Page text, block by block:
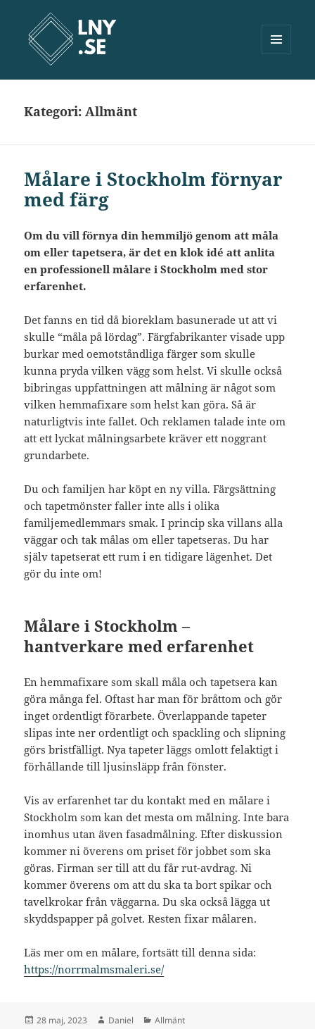
WIDGETS
Kategori:Allmänt
Målare i Stockholm förnyar
med färg
Om du vill förnya din hemmiljö genom att måla
om eller tapetsera, är det en klok idé att anlita
en professionell målare i Stockholm med stor
erfarenhet.
Det fanns en tid då bioreklam basunerade ut att vi
skulle “måla på lördag”. Färgfabrikanter visade upp
burkar med oemotståndliga färger som skulle
kunna pryda vilken vägg som helst. Vi skulle också
bibringas uppfattningen att målning är något som
vilken hemmafixare som helst kan göra. Så är
naturligtvis inte fallet. Och reklamen talade inte om
att ett lyckat målningsarbete kräver ett noggrant
grundarbete.
Du och familjen har köpt en ny villa. Färgsättning
och tapetmönster faller inte alls i olika
familjemedlemmars smak. I princip ska villans alla
väggar och tak målas om eller tapetseras. Du har
själv tapetserat ett rum i en tidigare lägenhet. Det
gör du inte om!
Målare i Stockholm –
hantverkare med erfarenhet
En hemmafixare som skall måla och tapetsera kan
göra många fel. Oftast har man för bråttom och gör
inget ordentligt förarbete. Överlappande tapeter
slipas inte ner ordentligt och spackling och slipning
görs bristfälligt. Nya tapeter läggs omlott felaktigt i
förhållande till ljusinsläpp från fönster.
Vis av erfarenhet tar du kontakt med en målare i
Stockholm som kan det mesta om målning. Inte bara
inomhus utan även fasadmålning. Efter diskussion
kommer ni överens om priset för jobbet som ska
göras. Firman ser till att du får rut-avdrag. Ni
kommer överens om att du ska ta bort spikar och
tavelkrokar från väggarna. Du ska också lägga ut
skyddspapper på golvet. Resten fixar målaren.
Läs mer om en målare, fortsätt till denna sida:
https://norrmalmsmaleri.se/
Postat
28 maj, 2023 Författare
Daniel Kategorier
Allmänt